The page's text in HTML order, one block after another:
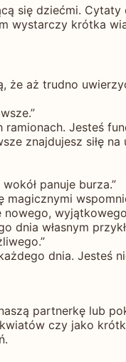
się dziećmi.
krótka
aż trudno
Jesteś
znajdujesz siłę na
panuje burza.”
magicznymi
nowego,
dnia własnym
dnia. Jesteś
partnerkę lub
czy jako